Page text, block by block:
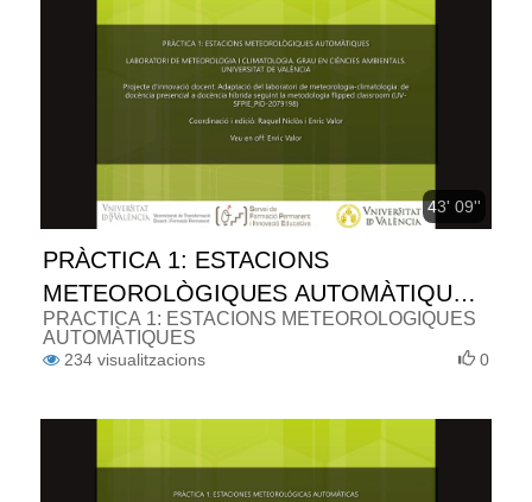
43' 09''
PRÀCTICA 1: ESTACIONS
METEOROLÒGIQUES AUTOMÀTIQUES
(VALENCIÀ)
PRÀCTICA 1: ESTACIONS METEOROLÒGIQUES
AUTOMÀTIQUES
234 visualitzacions 0